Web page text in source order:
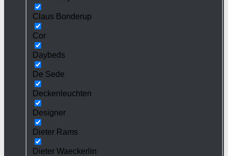
Claus Bonderup
Cor
Daybeds
De Sede
Deckenleuchten
Designer
Dieter Rams
Dieter Waeckerlin